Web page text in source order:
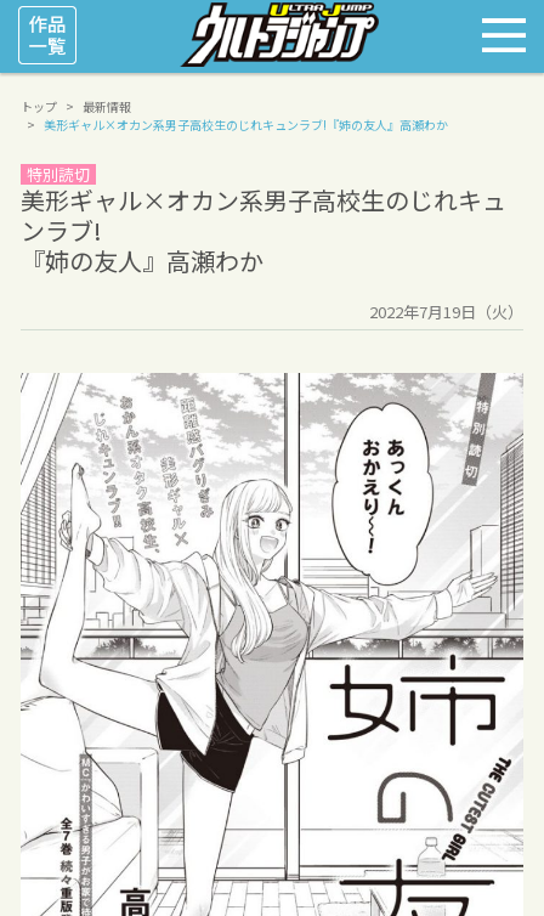
トップ
最新情報
美形ギャル×オカン系男子高校生のじれキュンラブ! 『姉の友人』高瀬わか
特別読切
美形ギャル×オカン系男子高校生のじれキュ
ンラブ!
『姉の友人』高瀬わか
2022年7月19日（火）